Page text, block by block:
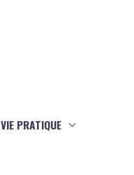
VIE PRATIQUE